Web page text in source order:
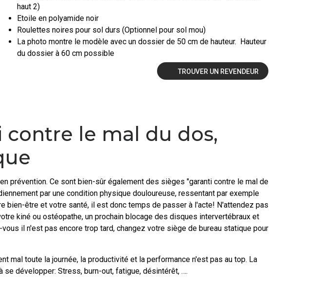
haut 2)
Etoile en polyamide noir
Roulettes noires pour sol durs (Optionnel pour sol mou)
La photo montre le modèle avec un dossier de 50 cm de hauteur. Hauteur
du dossier à 60 cm possible
TROUVER UN REVENDEUR
contre le mal du dos,
Ce sont bien-sûr également des sièges "garanti contre le mal de
par une condition physique douloureuse, ressentant par exemple
bien-être et votre santé, il est donc temps de passer à l'acte! N'attendez pas
kiné ou ostéopathe, un prochain blocage des disques intervertébraux et
il n'est pas encore trop tard, changez votre siège de bureau statique pour
mal toute la journée, la productivité et la performance n'est pas au top. La
développer: Stress, burn-out, fatigue, désintérêt, ….